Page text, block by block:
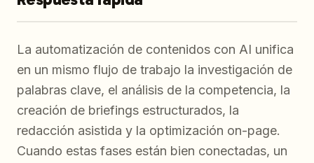
La automatización de contenidos con AI unifica
en un mismo flujo de trabajo la investigación de
palabras clave, el análisis de la competencia, la
creación de briefings estructurados, la
redacción asistida y la optimización on-page.
Cuando estas fases están bien conectadas, un